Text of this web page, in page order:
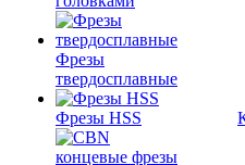
Фрезы
твердосплавные
Фрезы HSS